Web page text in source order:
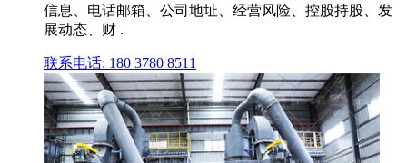
信息、电话邮箱、公司地址、经营风险、控股持股、发
展动态、财 .
联系电话: 180 3780 8511